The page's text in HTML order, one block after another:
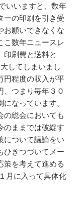
いいますと、数年
ーの印刷を引き受
お願いできなくな
こ数年ニュースレ
印刷費と送料と
してしまいまし
円程度の収入が平
、つまり毎年３０
なっています。
の総会においても
のままでは破綻す
について議論をい
ひきつづいてメー
策を考えて進める
月に入って具体化